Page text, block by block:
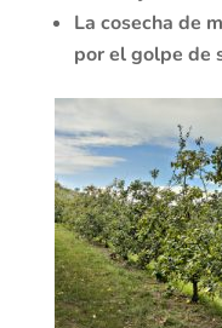
La cosecha de
por el golpe de